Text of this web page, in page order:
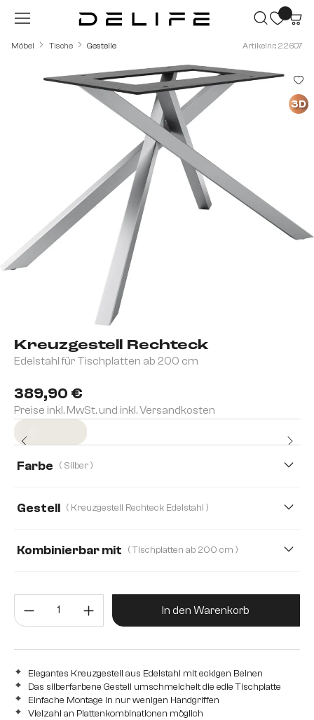
Zum Hauptinhalt springen
Möbel Tische Gestelle Artikelnr.: 22607
Kreuzgestell Rechteck
Edelstahl für Tischplatten ab 200 cm
389,90 €
Preise inkl. MwSt. und inkl. Versandkosten
Farbe ( Silber )
Gestell ( Kreuzgestell Rechteck Edelstahl )
Kreuzgestell Rechteck Edelstahl Graphit
Kombinierbar mit ( Tischplatten ab 200 cm )
Tischplatten ab 200 cmProdukt Anzahl: Gib den
In den Warenkorb
Elegantes Kreuzgestell aus Edelstahl mit eckigen Beinen
Das silberfarbene Gestell umschmeichelt die edle Tischplatte
Einfache Montage in nur wenigen Handgriffen
Vielzahl an Plattenkombinationen möglich
Bildergalerie überspringen
3D